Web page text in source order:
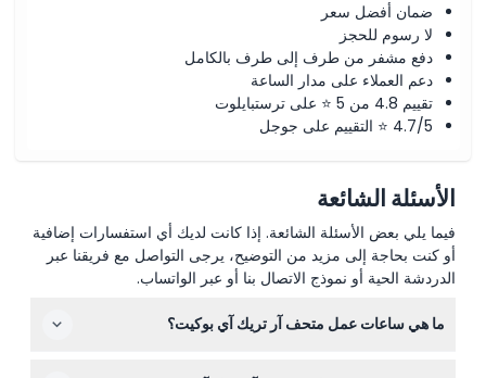
ضمان أفضل سعر
لا رسوم للحجز
دفع مشفر من طرف إلى طرف بالكامل
دعم العملاء على مدار الساعة
تقييم 4.8 من 5 ⭐ على ترستبايلوت
4.7/5 ⭐ التقييم على جوجل
الأسئلة الشائعة
فيما يلي بعض الأسئلة الشائعة. إذا كانت لديك أي استفسارات إضافية
أو كنت بحاجة إلى مزيد من التوضيح، يرجى التواصل مع فريقنا عبر
الدردشة الحية أو نموذج الاتصال بنا أو عبر الواتساب.
ما هي ساعات عمل متحف آر تريك آي بوكيت؟